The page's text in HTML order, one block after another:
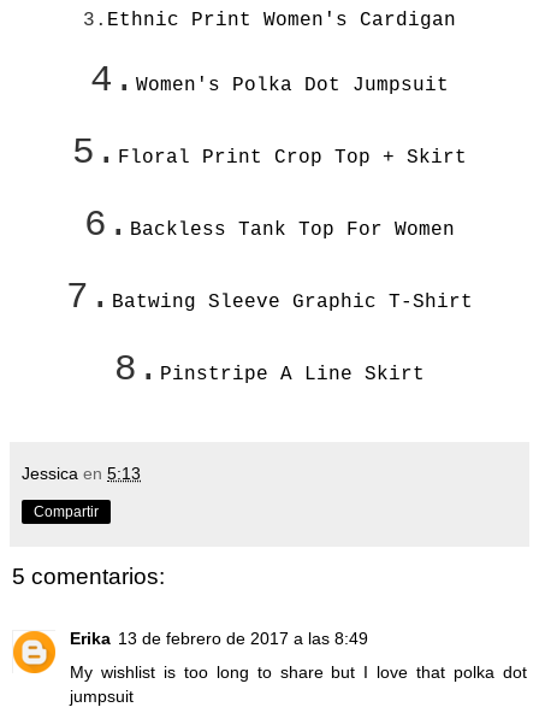
3. Ethnic Print Women's Cardigan
4. Women's Polka Dot Jumpsuit
5. Floral Print Crop Top + Skirt
6. Backless Tank Top For Women
7. Batwing Sleeve Graphic T-Shirt
8. Pinstripe A Line Skirt
Jessica en 5:13
Compartir
5 comentarios:
Erika 13 de febrero de 2017 a las 8:49
My wishlist is too long to share but I love that polka dot
jumpsuit